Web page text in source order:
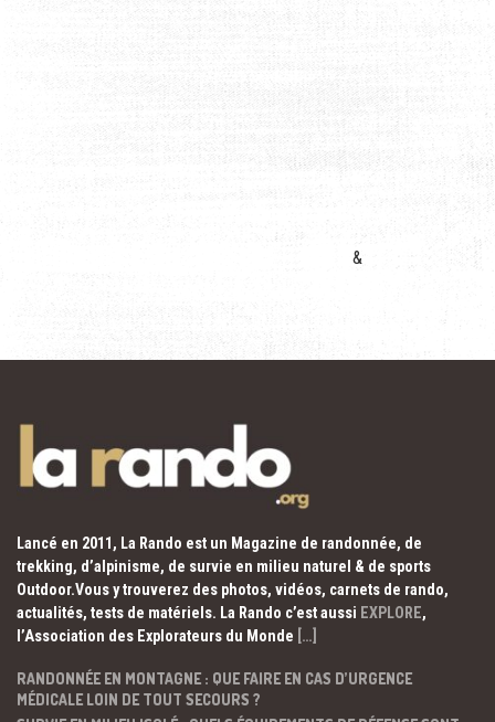
&
Lancé en 2011, La Rando est un Magazine de randonnée, de
trekking, d’alpinisme, de survie en milieu naturel & de sports
Outdoor.Vous y trouverez des photos, vidéos, carnets de rando,
actualités, tests de matériels. La Rando c’est aussi EXPLORE,
l’Association des Explorateurs du Monde […]
RANDONNÉE EN MONTAGNE : QUE FAIRE EN CAS D’URGENCE
MÉDICALE LOIN DE TOUT SECOURS ?